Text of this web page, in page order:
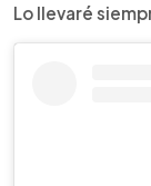
Lo llevaré